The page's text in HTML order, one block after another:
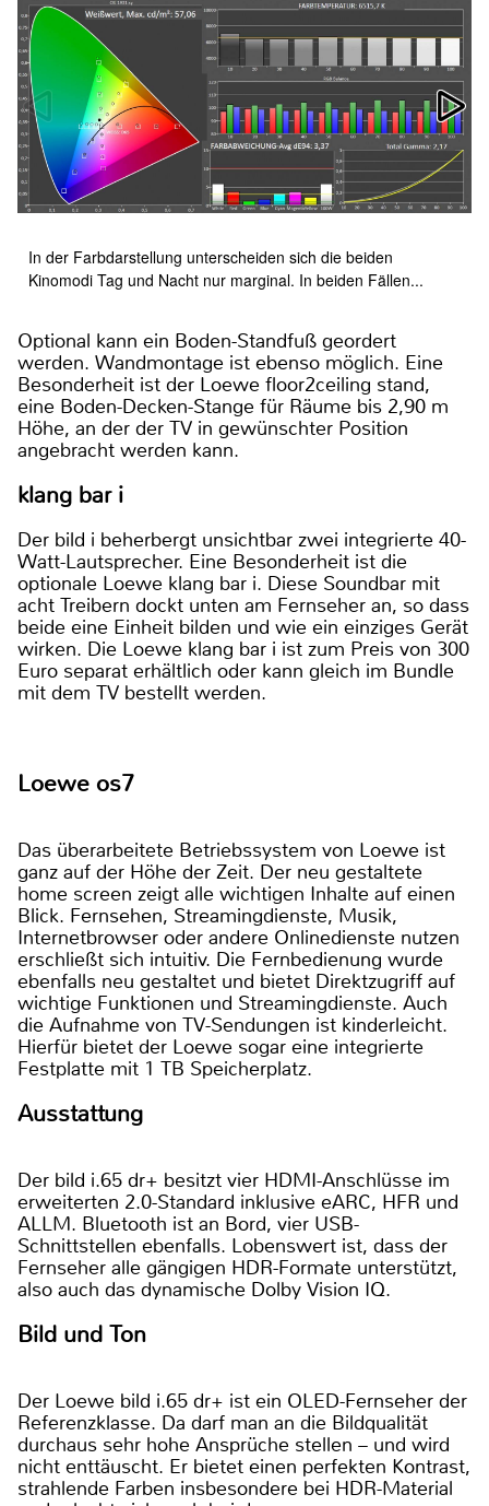
In der Farbdarstellung unterscheiden sich die beiden
Kinomodi Tag und Nacht nur marginal. In beiden Fällen...
Optional kann ein Boden-Standfuß geordert
werden. Wandmontage ist ebenso möglich. Eine
Besonderheit ist der Loewe floor2ceiling stand,
eine Boden-Decken-Stange für Räume bis 2,90 m
Höhe, an der der TV in gewünschter Position
angebracht werden kann.
klang bar i
Der bild i beherbergt unsichtbar zwei integrierte 40-
Watt-Lautsprecher. Eine Besonderheit ist die
optionale Loewe klang bar i. Diese Soundbar mit
acht Treibern dockt unten am Fernseher an, so dass
beide eine Einheit bilden und wie ein einziges Gerät
wirken. Die Loewe klang bar i ist zum Preis von 300
Euro separat erhältlich oder kann gleich im Bundle
mit dem TV bestellt werden.
Loewe os7
Das überarbeitete Betriebssystem von Loewe ist
ganz auf der Höhe der Zeit. Der neu gestaltete
home screen zeigt alle wichtigen Inhalte auf einen
Blick. Fernsehen, Streamingdienste, Musik,
Internetbrowser oder andere Onlinedienste nutzen
erschließt sich intuitiv. Die Fernbedienung wurde
ebenfalls neu gestaltet und bietet Direktzugriff auf
wichtige Funktionen und Streamingdienste. Auch
die Aufnahme von TV-Sendungen ist kinderleicht.
Hierfür bietet der Loewe sogar eine integrierte
Festplatte mit 1 TB Speicherplatz.
Ausstattung
Der bild i.65 dr+ besitzt vier HDMI-Anschlüsse im
erweiterten 2.0-Standard inklusive eARC, HFR und
ALLM. Bluetooth ist an Bord, vier USB-
Schnittstellen ebenfalls. Lobenswert ist, dass der
Fernseher alle gängigen HDR-Formate unterstützt,
also auch das dynamische Dolby Vision IQ.
Bild und Ton
Der Loewe bild i.65 dr+ ist ein OLED-Fernseher der
Referenzklasse. Da darf man an die Bildqualität
durchaus sehr hohe Ansprüche stellen – und wird
nicht enttäuscht. Er bietet einen perfekten Kontrast,
strahlende Farben insbesondere bei HDR-Material